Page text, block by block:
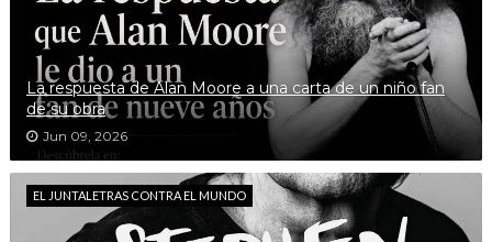
La respuesta de Alan Moore a una carta de un niño fan
de su obra
Jun 09, 2026
EL JUNTALETRAS CONTRA EL MUNDO